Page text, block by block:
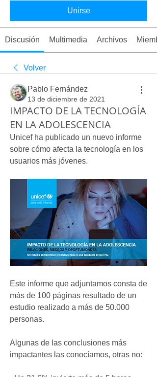
Unirse
Discusión Multimedia Archivos
Volver
Pablo Fernández
13 de diciembre de 2021
IMPACTO DE LA TECNOLOGÍA
EN LA ADOLESCENCIA
Unicef ha publicado un nuevo informe
sobre cómo afecta la tecnología en los
usuarios más jóvenes.
Este informe que adjuntamos consta de
más de 100 páginas resultado de un
estudio realizado a más de 50.000
personas.
Algunas de las conclusiones más
impactantes las conocíamos, otras no: